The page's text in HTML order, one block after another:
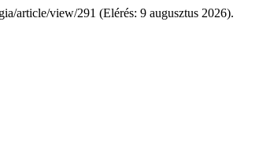
article/view/291 (Elérés: 9 augusztus 2026).